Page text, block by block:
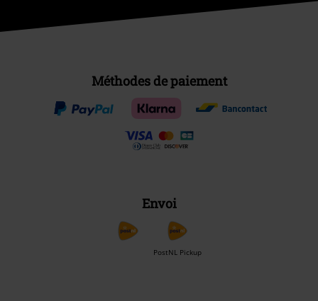
Méthodes de paiement
Envoi
PostNL Pickup